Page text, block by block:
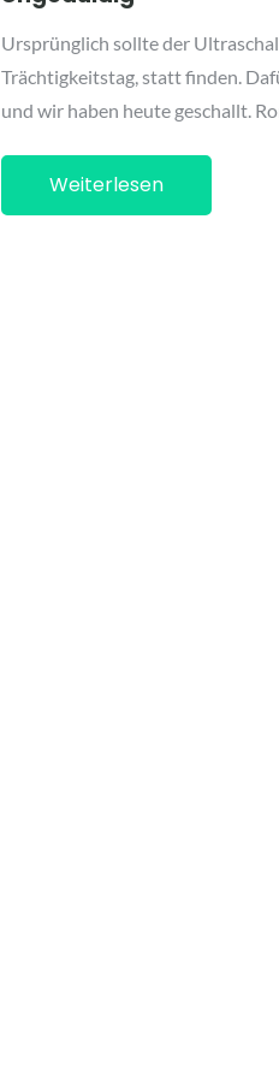
Ursprünglich sollte der
Trächtigkeitstag, statt finden.
und wir haben heute geschallt.
Weiterlesen